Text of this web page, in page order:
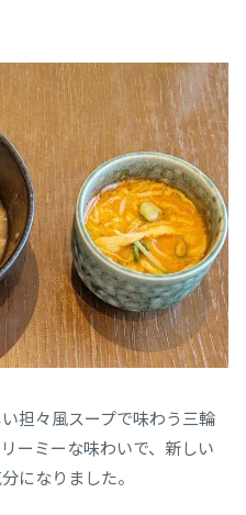
担々風スープで味わう三輪
ーミーな味わいで、新しい
になりました。